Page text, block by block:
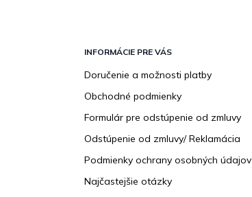
INFORMÁCIE PRE VÁS
Doručenie a možnosti platby
Obchodné podmienky
Formulár pre odstúpenie od zmluvy
Odstúpenie od zmluvy/ Reklamácia
Podmienky ochrany osobných údajov
Najčastejšie otázky